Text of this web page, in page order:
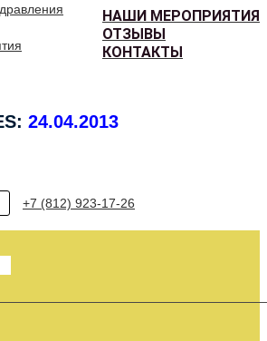
НАШИ МЕРОПРИЯТИЯ
ОТЗЫВЫ
КОНТАКТЫ
24.04.2013
+7 (812) 923-17-26